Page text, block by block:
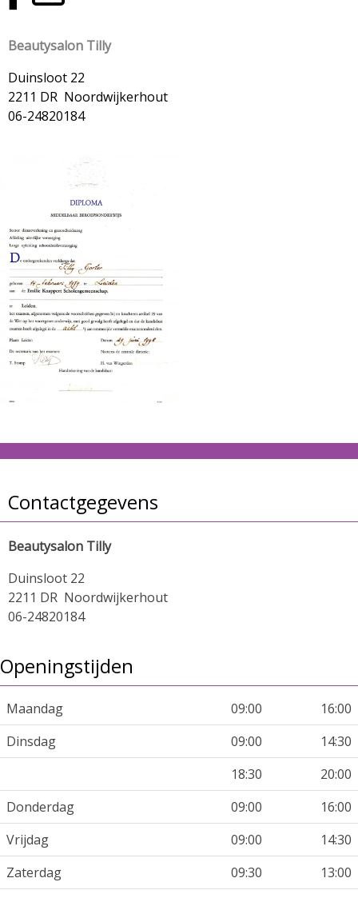
Beautysalon Tilly
Duinsloot 22
2211 DR Noordwijkerhout
06-24820184
Contactgegevens
Beautysalon Tilly
Duinsloot 22
2211 DR Noordwijkerhout
06-24820184
Openingstijden
Maandag 09:00
16:00
Dinsdag
09:00
14:30
18:30
20:00
Donderdag
09:00
16:00
Vrijdag
09:00
14:30
Zaterdag
09:30 13:00